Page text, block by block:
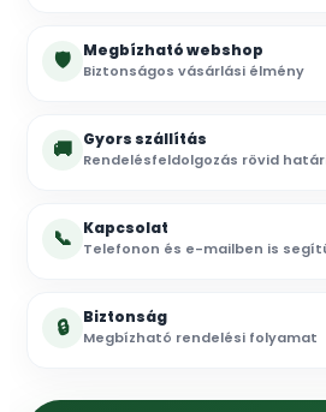
🛡 Megbízható webshop
Biztonságos vásárlási élmény
🚚 Gyors szállítás
Rendelésfeldolgozás rövid
📞 Kapcsolat
Telefonon és e-mailben is
🔒 Biztonság
Megbízható rendelési folyamat